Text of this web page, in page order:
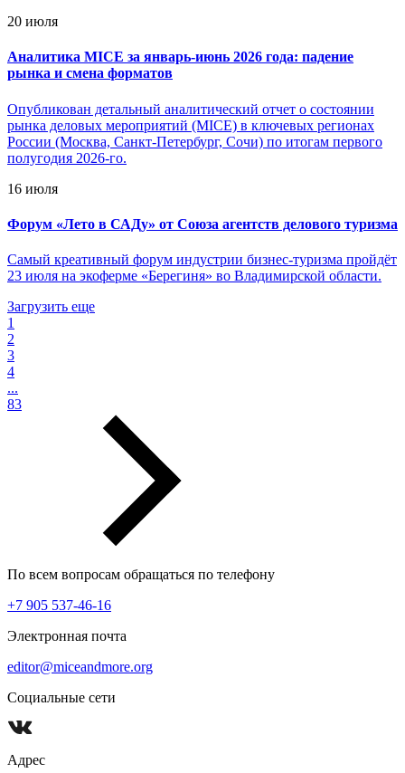
20 июля
Аналитика MICE за январь-июнь 2026 года: падение
рынка и смена форматов
Опубликован детальный аналитический отчет о состоянии
рынка деловых мероприятий (MICE) в ключевых регионах
России (Москва, Санкт-Петербург, Сочи) по итогам первого
полугодия 2026-го.
16 июля
Форум «Лето в САДу» от Союза агентств делового туризма
Самый креативный форум индустрии бизнес-туризма пройдёт
23 июля на экоферме «Берегиня» во Владимирской области.
Загрузить еще
1
2
3
4
...
83
По всем вопросам обращаться по телефону
+7 905 537-46-16
Электронная почта
editor@miceandmore.org
Социальные сети
Адрес